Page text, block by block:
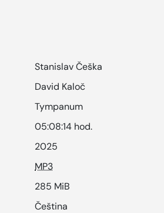
Stanislav Češka
David Kaloč
Tympanum
05:08:14 hod.
2025
MP3
285 MiB
Čeština